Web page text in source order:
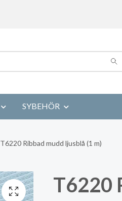
SYBEHÖR
T6220 Ribbad mudd ljusblå (1 m)
T6220